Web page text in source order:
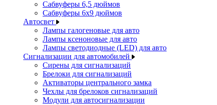
Сабвуферы 6,5 дюймов
Сабвуферы 6x9 дюймов
Автосвет
Лампы галогеновые для авто
Лампы ксеноновые для авто
Лампы светодиодные (LED) для авто
Сигнализации для автомобилей
Сирены для сигнализаций
Брелоки для сигнализаций
Активаторы центрального замка
Чехлы для брелоков сигнализаций
Модули для автосигнализации